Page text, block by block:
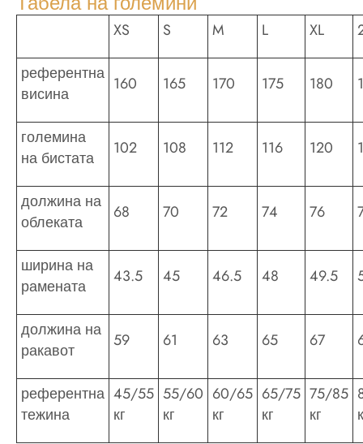
XS S M L XL
референтна
висина
160 165 170 175 180
големина
на бистата
102 108 112 116 120
должина на
облеката
68 70 72 74 76
ширина на
рамената
43.5 45 46.5 48 49.5
должина на
ракавот
59 61 63 65 67
референтна
тежина
45/55
кг
55/60
кг
60/65
кг
65/75
кг
75/85
кг